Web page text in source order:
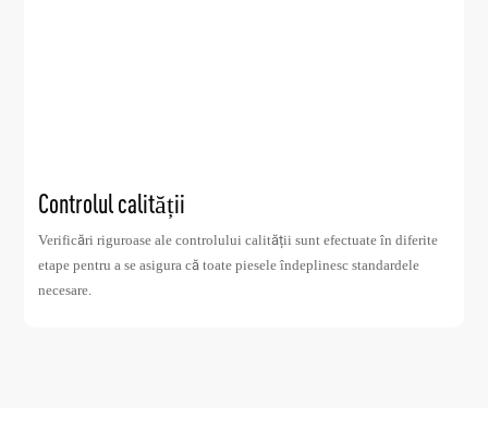
Controlul calității
Verificări riguroase ale controlului calității sunt efectuate în diferite
etape pentru a se asigura că toate piesele îndeplinesc standardele
necesare.